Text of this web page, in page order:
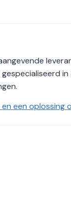
gespecialiseerd
een oplossing